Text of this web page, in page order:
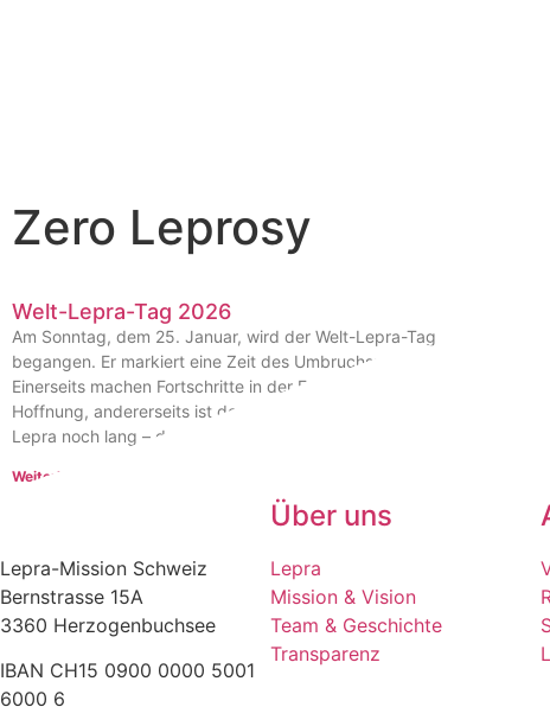
Zero Leprosy
Welt-Lepra-Tag 2026
Am Sonntag, dem 25. Januar, wird der Welt-Lepra-Tag
begangen. Er markiert eine Zeit des Umbruchs:
Einerseits machen Fortschritte in der Forschung
Hoffnung, andererseits ist der Weg bis zum «Sieg» über
Lepra noch lang – doch die Anstrengungen lohnen sich.
Weiterlesen »
Lepra-Mission Schweiz
Bernstrasse 15A
3360 Herzogenbuchsee
IBAN CH15 0900 0000 5001
6000 6
Über uns
Lepra
Mission & Vision
Team & Geschichte
Transparenz